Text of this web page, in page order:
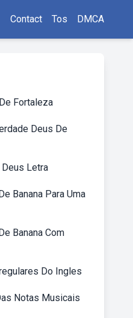
Contact Tos DMCA
Fortaleza
Deus De
Letra
Banana Para Uma
Banana Com
Do Ingles
Notas Musicais